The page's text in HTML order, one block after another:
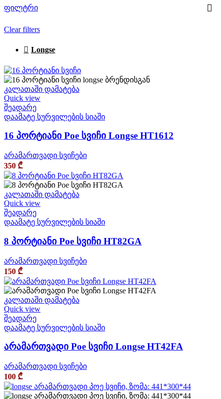
ფილტრი
Clear filters
Longse
კალათაში დამატება
Quick view
შეადარე
დაამატე სურვილების სიაში
16 პორტიანი Poe სვიჩი Longse HT1612
არამართვადი სვიჩები
350 ₾
კალათაში დამატება
Quick view
შეადარე
დაამატე სურვილების სიაში
8 პორტიანი Poe სვიჩი HT82GA
არამართვადი სვიჩები
150 ₾
კალათაში დამატება
Quick view
შეადარე
დაამატე სურვილების სიაში
არამართვადი Poe სვიჩი Longse HT42FA
არამართვადი სვიჩები
100 ₾